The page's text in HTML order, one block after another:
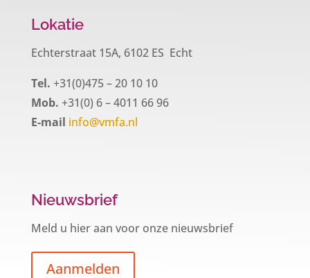
Lokatie
Echterstraat 15A, 6102 ES Echt
Tel. +31(0)475 – 20 10 10
Mob. +31(0) 6 – 4011 66 96
E-mail info@vmfa.nl
Nieuwsbrief
Meld u hier aan voor onze nieuwsbrief
Aanmelden